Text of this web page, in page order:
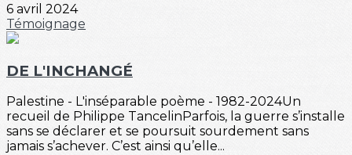
6 avril 2024
Témoignage
DE L'INCHANGÉ
Palestine - L'inséparable poème - 1982-2024Un
recueil de Philippe TancelinParfois, la guerre s’installe
sans se déclarer et se poursuit sourdement sans
jamais s’achever. C’est ainsi qu’elle...